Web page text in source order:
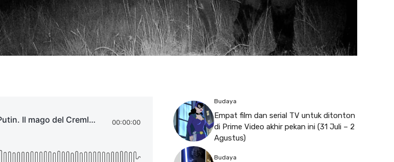
Budaya
Empat film dan serial TV untuk ditonton
di Prime Video akhir pekan ini (31 Juli – 2
Agustus)
Budaya